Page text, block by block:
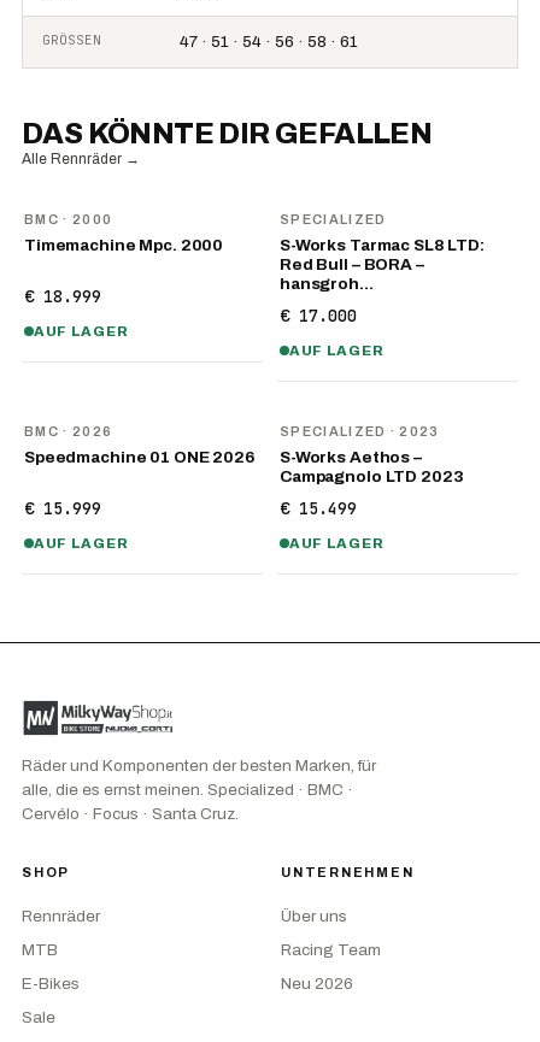
GRÖSSEN 47 · 51 · 54 · 56 · 58 · 61
DAS KÖNNTE DIR GEFALLEN
Alle Rennräder →
BMC · 2000
Timemachine Mpc. 2000
€ 18.999
AUF LAGER
SPECIALIZED
S-Works Tarmac SL8 LTD:
Red Bull – BORA –
hansgroh…
€ 17.000
AUF LAGER
BMC · 2026
Speedmachine 01 ONE 2026
€ 15.999
AUF LAGER
SPECIALIZED · 2023
S-Works Aethos –
Campagnolo LTD 2023
€ 15.499
AUF LAGER
Räder und Komponenten der besten Marken, für
alle, die es ernst meinen. Specialized · BMC ·
Cervélo · Focus · Santa Cruz.
SHOP
Rennräder
MTB
E-Bikes
Sale
UNTERNEHMEN
Über uns
Racing Team
Neu 2026